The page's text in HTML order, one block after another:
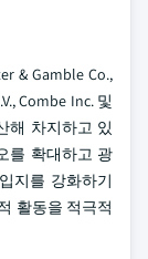
& Gamble Co.,
Combe Inc. 및
해 차지하고 있
를 확대하고 광
지를 강화하기
활동을 적극적